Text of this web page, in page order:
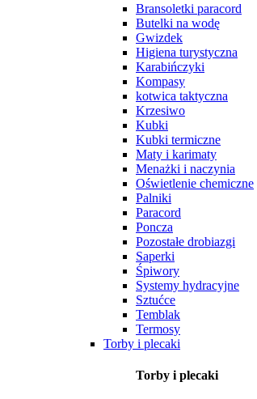
Bransoletki paracord
Butelki na wodę
Gwizdek
Higiena turystyczna
Karabińczyki
Kompasy
kotwica taktyczna
Krzesiwo
Kubki
Kubki termiczne
Maty i karimaty
Menażki i naczynia
Oświetlenie chemiczne
Palniki
Paracord
Poncza
Pozostałe drobiazgi
Saperki
Śpiwory
Systemy hydracyjne
Sztućce
Temblak
Termosy
Torby i plecaki
Torby i plecaki